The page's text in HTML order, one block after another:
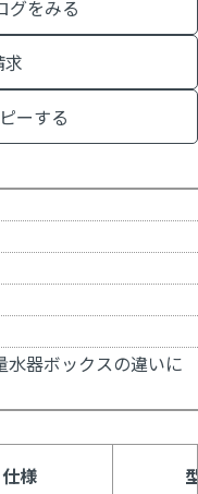
グをみる
求
ーする
水器ボックスの違いに
仕様